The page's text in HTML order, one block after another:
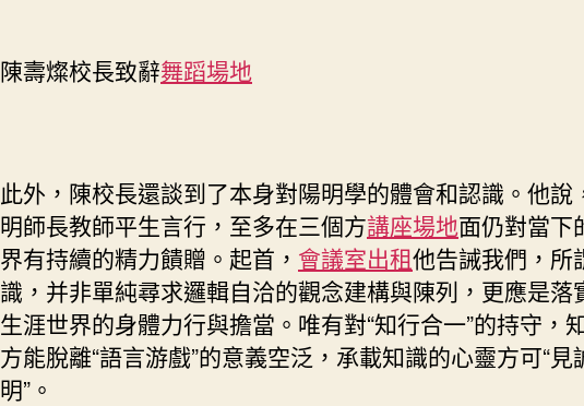
陳壽燦校長致辭舞蹈場地
此外，陳校長還談到了本身對陽明學的體會和認識。他說
明師長教師平生言行，至多在三個方講座場地面仍對當下
界有持續的精力饋贈。起首， 會議室出租他告誡我們，所
識，并非單純尋求邏輯自洽的觀念建構與陳列，更應是落
生涯世界的身體力行與擔當。唯有對“知行合一”的持守，
方能脫離“語言游戲”的意義空泛，承載知識的心靈方可“見
明”。